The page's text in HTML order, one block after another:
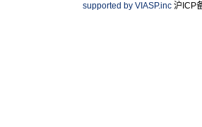
supported by VIASP.inc 沪ICP